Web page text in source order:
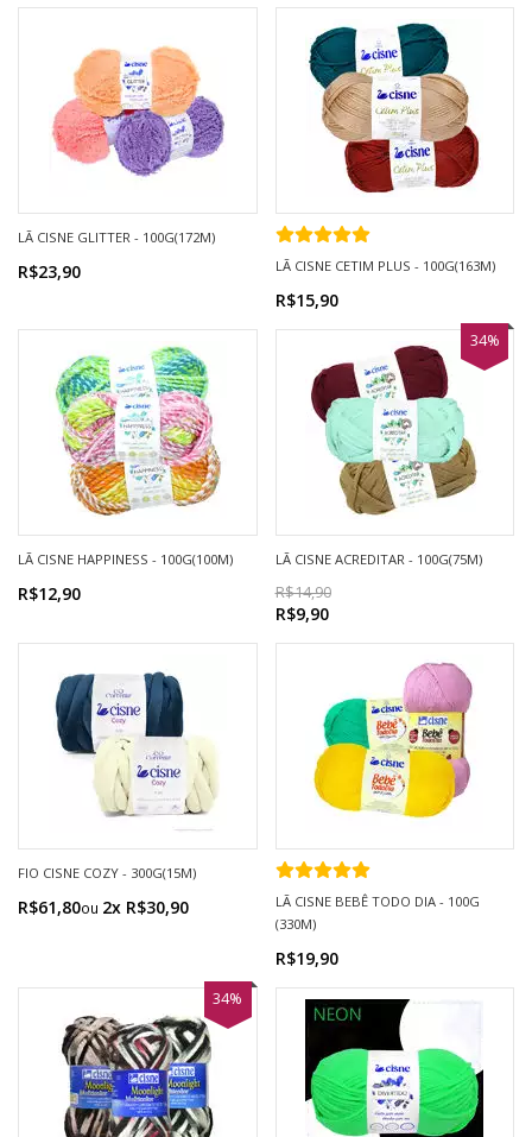
LÃ CISNE GLITTER - 100G(172M)
R$23,90 LÃ CISNE CETIM PLUS - 100G(163M)
R$15,90
LÃ CISNE HAPPINESS - 100G(100M)
R$12,90
LÃ CISNE ACREDITAR - 100G(75M)
R$14,90
R$9,90
34%
FIO CISNE COZY - 300G(15M)
R$61,80 2x R$30,90
LÃ CISNE BEBÊ TODO DIA - 100G
(330M)
R$19,90
34%